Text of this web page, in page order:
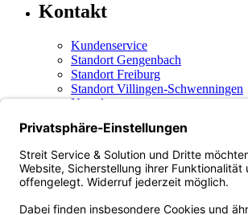
Kontakt
Kundenservice
Standort Gengenbach
Standort Freiburg
Standort Villingen-Schwenningen
Newsletter
Social Media
Instagram(öffnet in neuem Tab)
Facebook(öffnet in neuem Tab)